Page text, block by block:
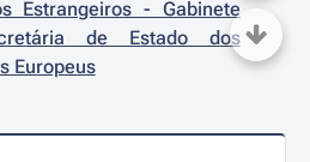
Estrangeiros - Gabinete
de Estado dos
Europeus